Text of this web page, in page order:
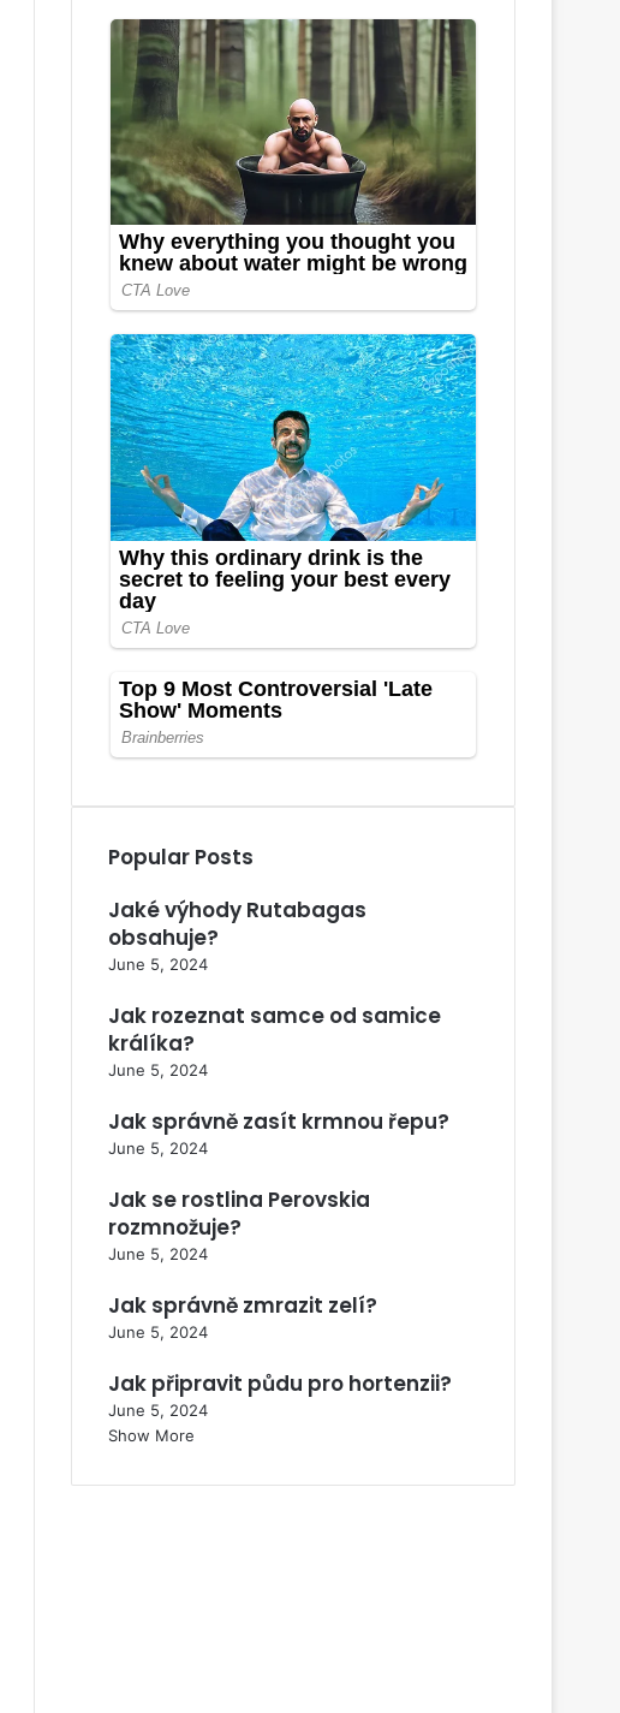
Popular Posts
Jaké výhody Rutabagas
obsahuje?
June 5, 2024
Jak rozeznat samce od samice
králíka?
June 5, 2024
Jak správně zasít krmnou řepu?
June 5, 2024
Jak se rostlina Perovskia
rozmnožuje?
June 5, 2024
Jak správně zmrazit zelí?
June 5, 2024
Jak připravit půdu pro hortenzii?
June 5, 2024
Show More